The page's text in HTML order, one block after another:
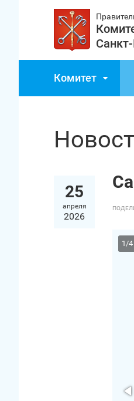
Комитет
25
апреля
2026
1/4